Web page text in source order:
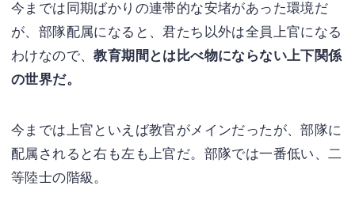
今までは同期ばかりの連帯的な安堵があった環境だ
が、部隊配属になると、君たち以外は全員上官になる
わけなので、教育期間とは比べ物にならない上下関係
の世界だ。
今までは上官といえば教官がメインだったが、部隊に
配属されると右も左も上官だ。部隊では一番低い、二
等陸士の階級。